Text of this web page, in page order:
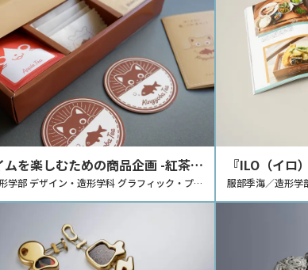
ムを楽しむための商品企画 -紅茶の
ト「Kingyoba Tea」-
学部 デザイン・造形学科 グラフィック・プロ
『ILO（イロ
きめき-』 -横
るマガジン-
服部季海／造形学